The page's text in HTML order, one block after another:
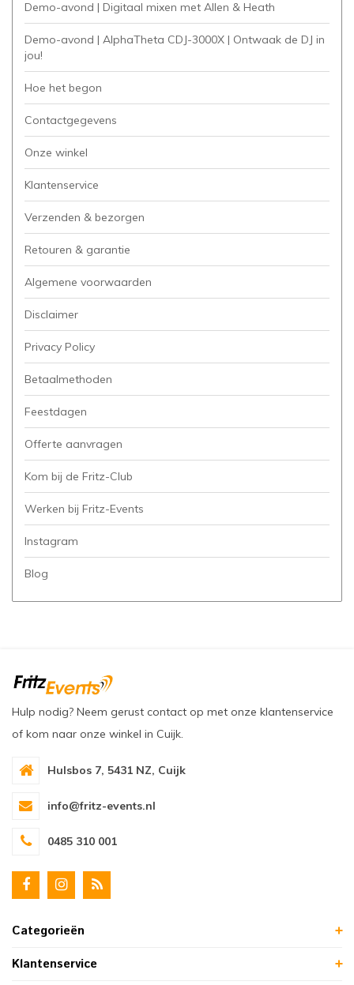
Demo-avond | Digitaal mixen met Allen & Heath
Demo-avond | AlphaTheta CDJ-3000X | Ontwaak de DJ in
jou!
Hoe het begon
Contactgegevens
Onze winkel
Klantenservice
Verzenden & bezorgen
Retouren & garantie
Algemene voorwaarden
Disclaimer
Privacy Policy
Betaalmethoden
Feestdagen
Offerte aanvragen
Kom bij de Fritz-Club
Werken bij Fritz-Events
Instagram
Blog
Hulp nodig? Neem gerust contact op met onze klantenservice
of kom naar onze winkel in Cuijk.
Hulsbos 7, 5431 NZ, Cuijk
info@fritz-events.nl
0485 310 001
Categorieën
Klantenservice